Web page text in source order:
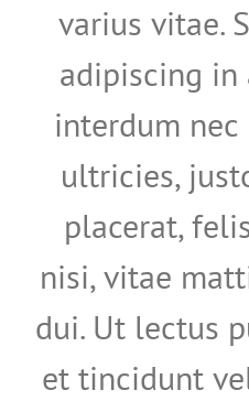
varius vitae.
adipiscing in
interdum nec
ultricies,
placerat,
nisi, vitae
dui. Ut lectus
et tincidunt